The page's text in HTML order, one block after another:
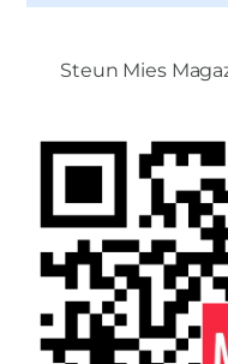
Steun Mies